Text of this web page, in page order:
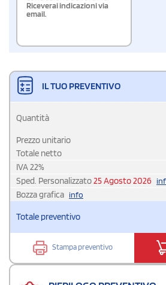
Riceverai indicazioni via
email.
IL TUO PREVENTIVO
Quantità
Prezzo unitario
Totale netto
IVA22%
Sped. Personalizzato25 Agosto 2026
Bozza grafica info
Totale preventivo
Stampa preventivo